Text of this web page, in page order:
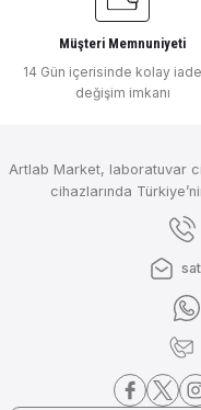
Müşteri Memnuniyeti
14 Gün içerisinde kolay
değişim imkanı
Artlab Market, laboratuvar
cihazlarında